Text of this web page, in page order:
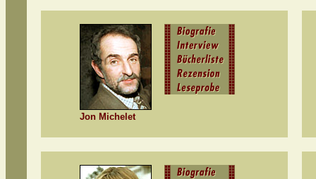
Jon Michelet